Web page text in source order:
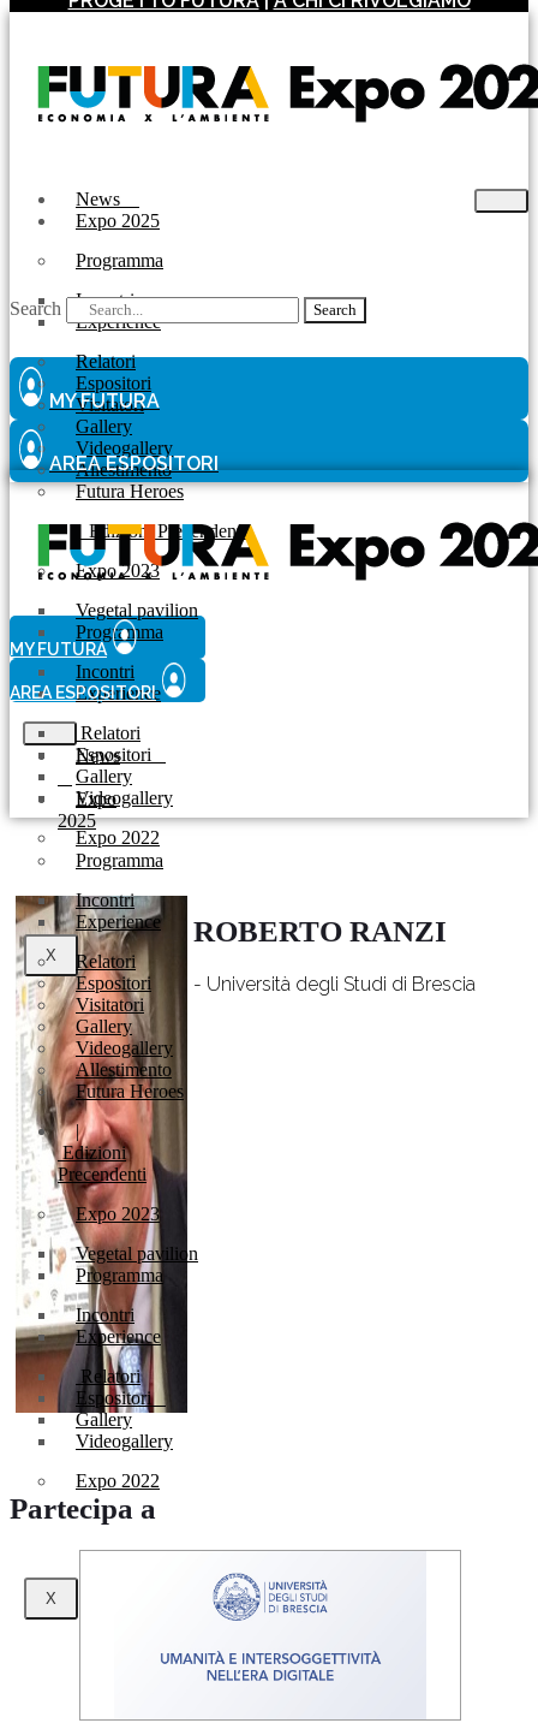
News
Expo 2025
Programma
Incontri
Experience
Relatori
Espositori
Visitatori
Gallery
Videogallery
Allestimento
Futura Heroes
| Edizioni Precendenti
Expo 2023
Vegetal pavilion
Programma
Incontri
Experience
Relatori
Espositori
Gallery
Videogallery
Expo 2022
X
Search Search
MY FUTURA
AREA ESPOSITORI
MY FUTURA
AREA ESPOSITORI
News
Expo
2025
Programma
Incontri
Experience
Relatori
Espositori
Visitatori
Gallery
Videogallery
Allestimento
Futura Heroes
|
Edizioni
Precendenti
Expo 2023
Vegetal pavilion
Programma
Incontri
Experience
Relatori
Espositori
Gallery
Videogallery
Expo 2022
X
ROBERTO RANZI
- Università degli Studi di Brescia
Partecipa a